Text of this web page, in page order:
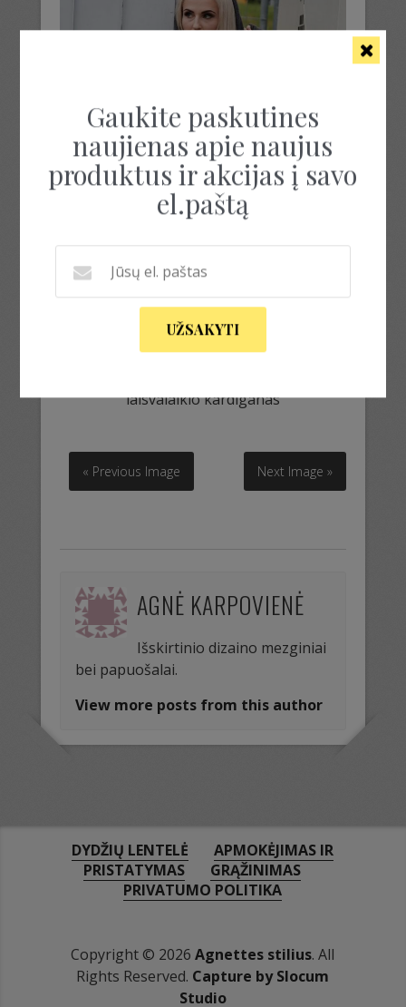
laisvalaikio kardiganas
« Previous Image Next Image »
AGNĖ KARPOVIENĖ
Išskirtinio dizaino mezginiai
bei papuošalai.
View more posts from this author
DYDŽIŲ LENTELĖ
APMOKĖJIMAS IR
PRISTATYMAS
GRĄŽINIMAS
PRIVATUMO POLITIKA
Copyright © 2026Agnettes stilius. All
Rights Reserved. Capture by Slocum
Studio
Gaukite paskutines
naujienas apie naujus
produktus ir akcijas į savo
el.paštą
UŽSAKYTI